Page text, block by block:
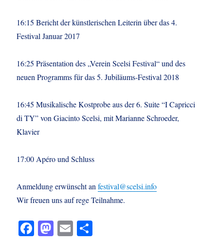
16:15 Bericht der künstlerischen Leiterin über das 4.
Festival Januar 2017
16:25 Präsentation des „Verein Scelsi Festival“ und des
neuen Programms für das 5. Jubiläums-Festival 2018
16:45 Musikalische Kostprobe aus der 6. Suite “I Capricci
di TY” von Giacinto Scelsi, mit Marianne Schroeder,
Klavier
17:00 Apéro und Schluss
Anmeldung erwünscht anfestival@scelsi.info
Wir freuen uns auf rege Teilnahme.
Fa M E